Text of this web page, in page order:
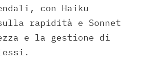
con Haiku
rapidità e Sonnet
e la gestione di